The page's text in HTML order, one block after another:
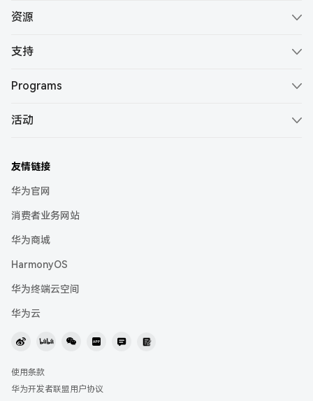
ArkCompiler
DevEco Studio
DevEco Service
Account Kit
Core Speech Kit
Core Vision Kit
Location Kit
Live View Kit
Payment Kit
Push Kit
Scan Kit
资源
最佳实践
下载中心
Codelabs
考试认证
行业解决方案
支持
智能客服
协议与准则
举报中心
联盟APP
Programs
HUAWEI Student Developers
HUAWEI Women Developers
耀星计划
活动
HUAWEI Developer Day
HarmonyOS Tech Talk
2026 HarmonyOS 创新赛·极客赛道
华为开发者大会（HDC）
鸿蒙应用开发者激励计划 2026
友情链接
华为官网
消费者业务网站
华为商城
HarmonyOS
华为终端云空间
华为云
使用条款
华为开发者联盟用户协议